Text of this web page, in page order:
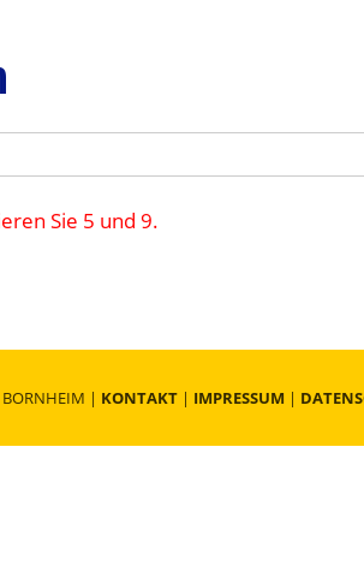
Sie 5 und 9.
BORNHEIM | KONTAKT| IMPRESSUM |